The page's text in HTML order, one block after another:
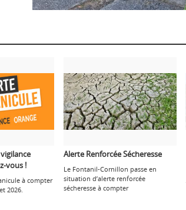
vous !
à compter
2026.
Alerte Renforcée Sécheresse
Le Fontanil-Cornillon passe en
situation d’alerte renforcée
sécheresse à compter